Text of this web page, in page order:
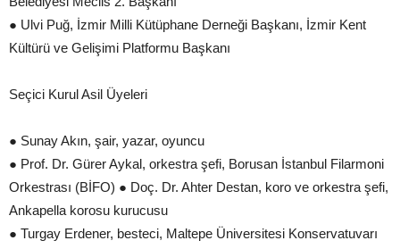
● Ulvi Puğ, İzmir Milli Kütüphane Derneği Başkanı, İzmir Kent
Kültürü ve Gelişimi Platformu Başkanı
Seçici Kurul Asil Üyeleri
● Sunay Akın, şair, yazar, oyuncu
● Prof. Dr. Gürer Aykal, orkestra şefi, Borusan İstanbul Filarmoni
Orkestrası (BİFO) ● Doç. Dr. Ahter Destan, koro ve orkestra şefi,
Ankapella korosu kurucusu
● Turgay Erdener, besteci, Maltepe Üniversitesi Konservatuvarı